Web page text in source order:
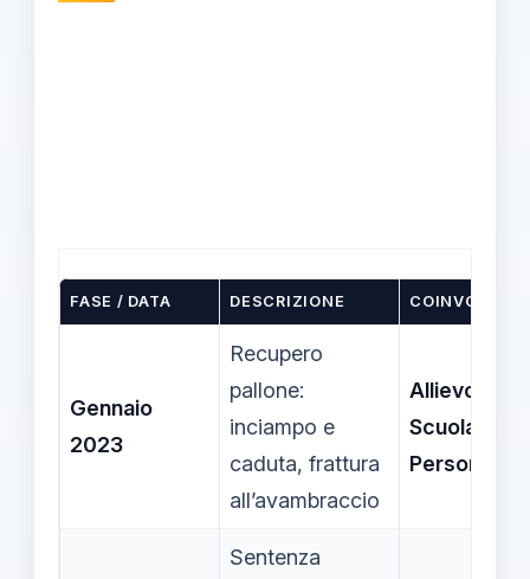
FASE / DATA DESCRIZIONE COINVOLTI
Gennaio
2023
Recupero
pallone:
inciampo e
caduta, frattura
all’avambraccio
Allievo
Scuola
Personale
Sentenza